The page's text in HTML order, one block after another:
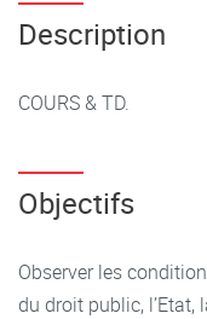
Description
COURS & TD.
Objectifs
Observer les
du droit public, l’Etat,